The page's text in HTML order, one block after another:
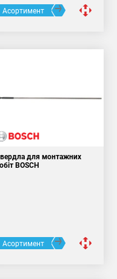
Асортимент
для монтажних
BOSCH
Асортимент